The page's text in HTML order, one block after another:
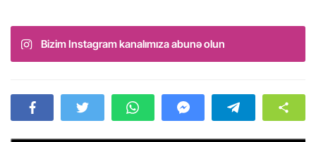
Bizim Instagram kanalımıza abunə olun